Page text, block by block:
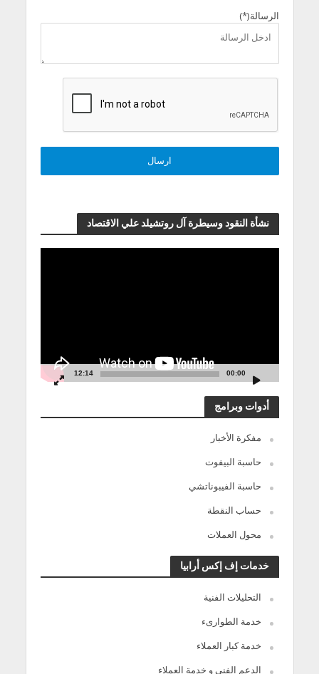
الرسالة(*)
نشأة النقود وسيطرة آل روتشيلد علي الاقتصاد
00:00
12:14
أدوات وبرامج
مفكرة الأخبار
حاسبة البيفوت
حاسبة الفيبوناتشي
حساب النقطة
محول العملات
خدمات إف إكس أرابيا
التحليلات الفنية
خدمة الطوارىء
خدمة كبار العملاء
الدعم الفنى و خدمة العملاء